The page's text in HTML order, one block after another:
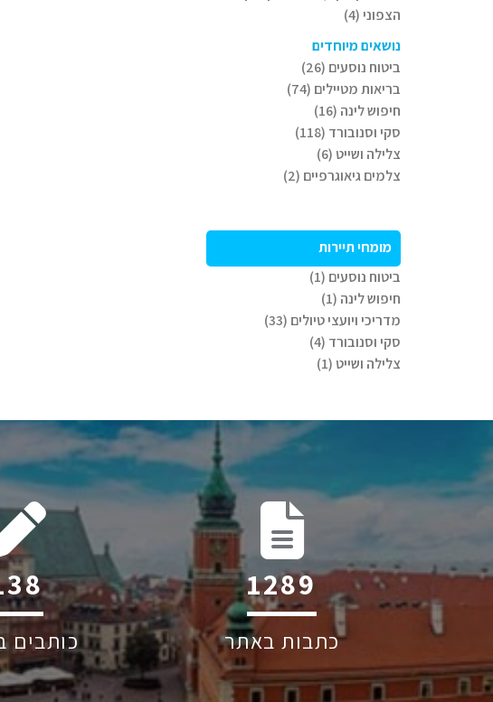
הצפוני (4)
נושאים מיוחדים
ביטוח נוסעים (26)
בריאות מטיילים (74)
חיפוש לינה (16)
סקי וסנובורד (118)
צלילה ושייט (6)
צלמים גיאוגרפיים (2)
מומחי תיירות
ביטוח נוסעים (1)
חיפוש לינה (1)
מדריכי ויועצי טיולים (33)
סקי וסנובורד (4)
צלילה ושייט (1)
כותבים
1679
כתבות באתר